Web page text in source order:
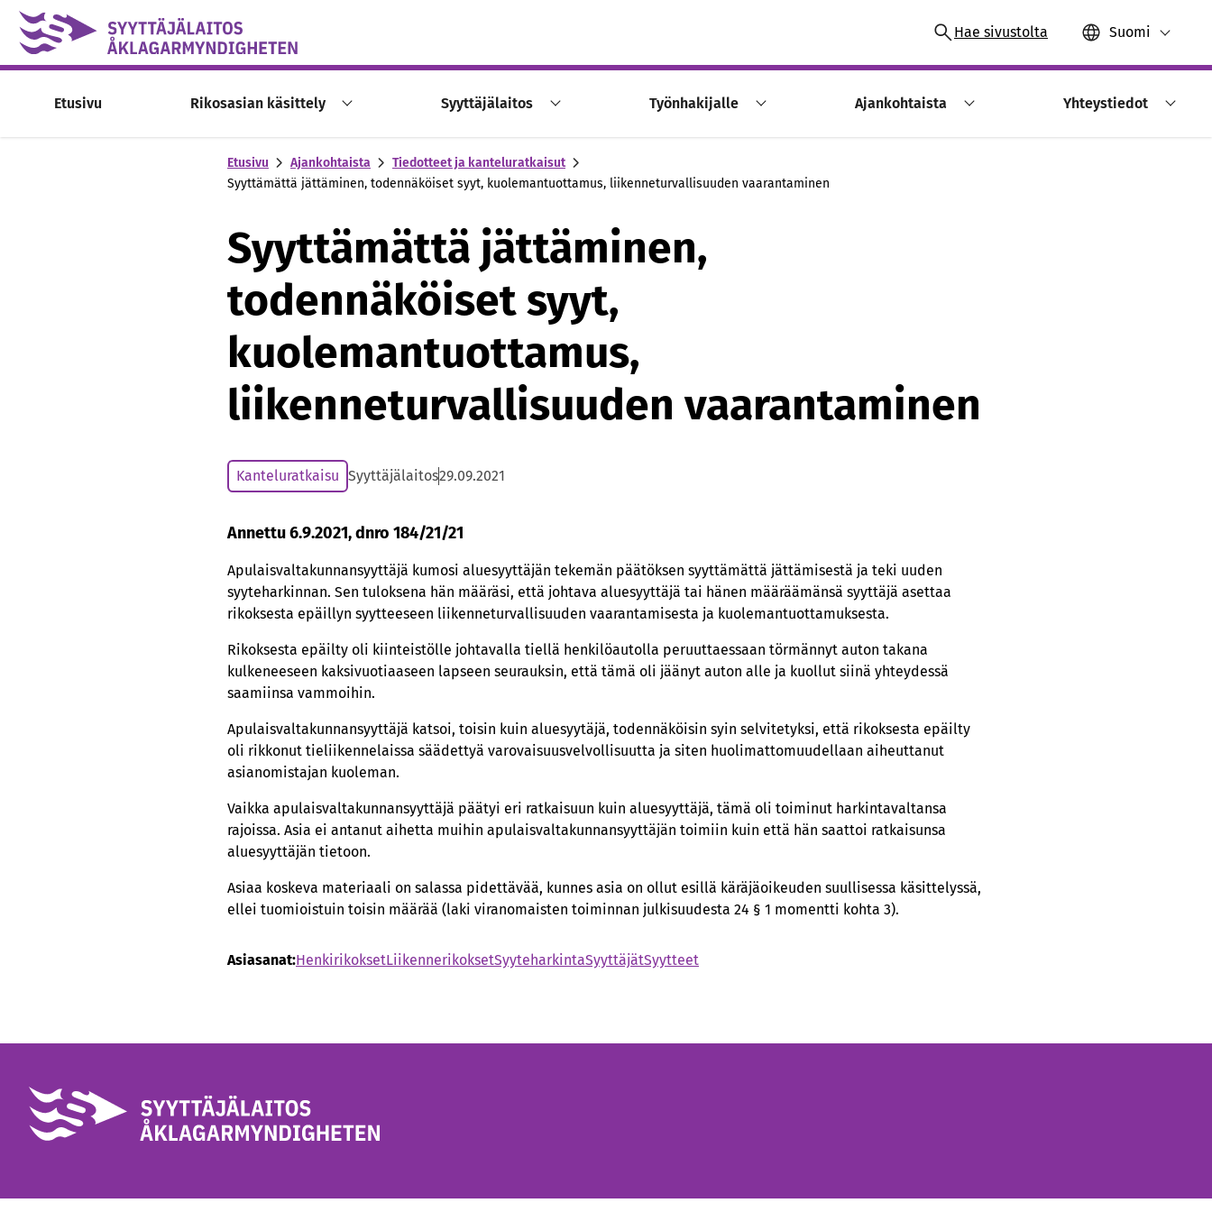
Skip to content -saavutettavuusohje
Hae sivustolta Suomi
Etusivu Rikosasian käsittely Syyttäjälaitos Työnhakijalle Ajankohtaista Yhteystiedot
Etusivu Ajankohtaista
Tiedotteet ja kanteluratkaisut
Syyttämättä jättäminen, todennäköiset syyt, kuolemantuottamus, liikenneturvallisuuden vaarantaminen
Syyttämättä jättäminen,
todennäköiset syyt,
kuolemantuottamus,
liikenneturvallisuuden vaarantaminen
Kanteluratkaisu Syyttäjälaitos29.09.2021
Annettu 6.9.2021, dnro 184/21/21
Apulaisvaltakunnansyyttäjä kumosi aluesyyttäjän tekemän päätöksen syyttämättä jättämisestä ja teki uuden
syyteharkinnan. Sen tuloksena hän määräsi, että johtava aluesyyttäjä tai hänen määräämänsä syyttäjä asettaa
rikoksesta epäillyn syytteeseen liikenneturvallisuuden vaarantamisesta ja kuolemantuottamuksesta.
Rikoksesta epäilty oli kiinteistölle johtavalla tiellä henkilöautolla peruuttaessaan törmännyt auton takana
kulkeneeseen kaksivuotiaaseen lapseen seurauksin, että tämä oli jäänyt auton alle ja kuollut siinä yhteydessä
saamiinsa vammoihin.
Apulaisvaltakunnansyyttäjä katsoi, toisin kuin aluesyytäjä, todennäköisin syin selvitetyksi, että rikoksesta epäilty
oli rikkonut tieliikennelaissa säädettyä varovaisuusvelvollisuutta ja siten huolimattomuudellaan aiheuttanut
asianomistajan kuoleman.
Vaikka apulaisvaltakunnansyyttäjä päätyi eri ratkaisuun kuin aluesyyttäjä, tämä oli toiminut harkintavaltansa
rajoissa. Asia ei antanut aihetta muihin apulaisvaltakunnansyyttäjän toimiin kuin että hän saattoi ratkaisunsa
aluesyyttäjän tietoon.
Asiaa koskeva materiaali on salassa pidettävää, kunnes asia on ollut esillä käräjäoikeuden suullisessa käsittelyssä,
ellei tuomioistuin toisin määrää (laki viranomaisten toiminnan julkisuudesta 24 § 1 momentti kohta 3).
Asiasanat:HenkirikoksetLiikennerikoksetSyyteharkintaSyyttäjätSyytteet